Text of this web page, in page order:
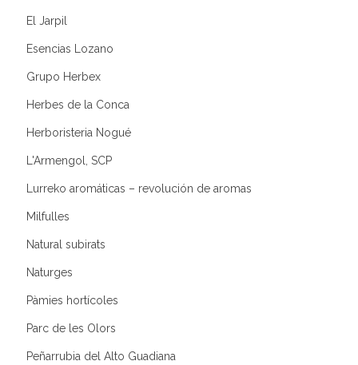
El Jarpil
Esencias Lozano
Grupo Herbex
Herbes de la Conca
Herboristeria Nogué
L'Armengol, SCP
Lurreko aromáticas – revolución de aromas
Milfulles
Natural subirats
Naturges
Pàmies hortícoles
Parc de les Olors
Peñarrubia del Alto Guadiana